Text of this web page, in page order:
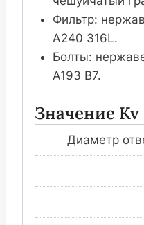
Фильтр:
A240 316L.
Болты:
A193 B7.
Значение Kv
Диаметр